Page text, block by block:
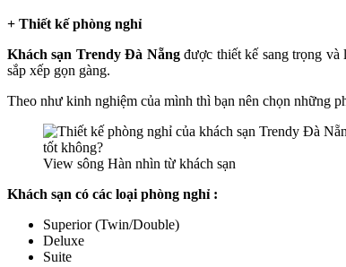
+ Thiết kế phòng nghỉ
Khách sạn Trendy Đà Nẵngđược thiết kế sang trọng và
sắp xếp gọn gàng.
Theo như kinh nghiệm của mình thì bạn nên chọn những
View sông Hàn nhìn từ khách sạn
Khách sạn có các loại phòng nghỉ :
Superior (Twin/Double)
Deluxe
Suite